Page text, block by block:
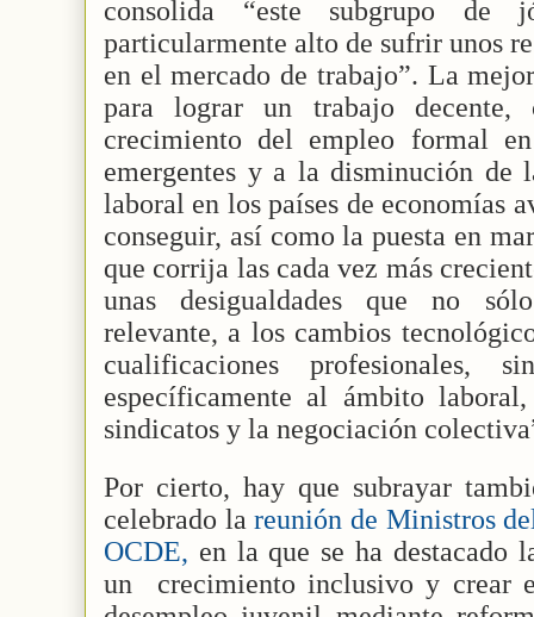
consolida “este subgrupo de
particularmente alto de sufrir unos
en el mercado de trabajo”. La
para lograr un trabajo decente,
crecimiento del empleo formal
emergentes y a la disminución de
laboral en los países de economías
conseguir, así como la puesta en
que corrija las cada vez más
unas desigualdades que no
relevante, a los cambios
cualificaciones profesionales,
específicamente al ámbito
sindicatos y la negociación
Por cierto, hay que subrayar
celebrado lareunión de Ministros
OCDE, en la que se ha destacado
un
crecimiento inclusivo y crear